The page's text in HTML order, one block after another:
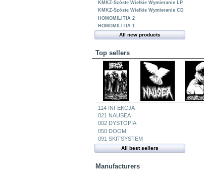
KMKZ-Szóste Wielkie Wymieranie LP
KMKZ-Szóste Wielkie Wymieranie CD
HOMOMILITIA 2
HOMOMILITIA 1
All new products
Top sellers
114 INFEKCJA
021 NAUSEA
002 DYSTOPIA
050 DOOM
091 SKITSYSTEM
All best sellers
Manufacturers